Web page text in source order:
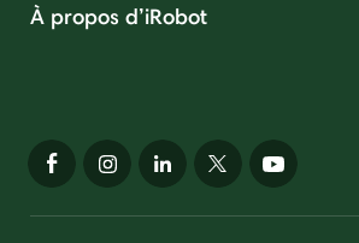
À propos d’iRobot